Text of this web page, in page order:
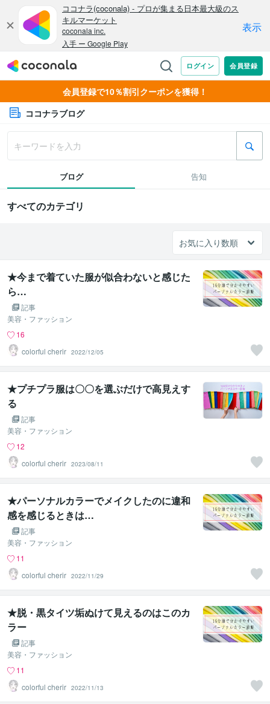
会員登録で10％割引クーポンを獲得！
ココナラブログ
ブログ 告知
すべてのカテゴリ
★今まで着ていた服が似合わないと感じた
ら…
記事
美容・ファッション
16
colorful cherir 2022/12/05
★プチプラ服は〇〇を選ぶだけで高見えす
る
記事
美容・ファッション
12
colorful cherir 2023/08/11
★パーソナルカラーでメイクしたのに違和
感を感じるときは…
記事
美容・ファッション
11
colorful cherir 2022/11/29
★脱・黒タイツ垢ぬけて見えるのはこのカ
ラー
記事
美容・ファッション
11
colorful cherir 2022/11/13